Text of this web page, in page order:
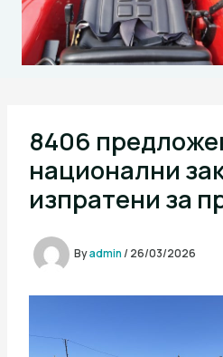
8406
национални
изпратени за
Byadmin/ 26/03/2026